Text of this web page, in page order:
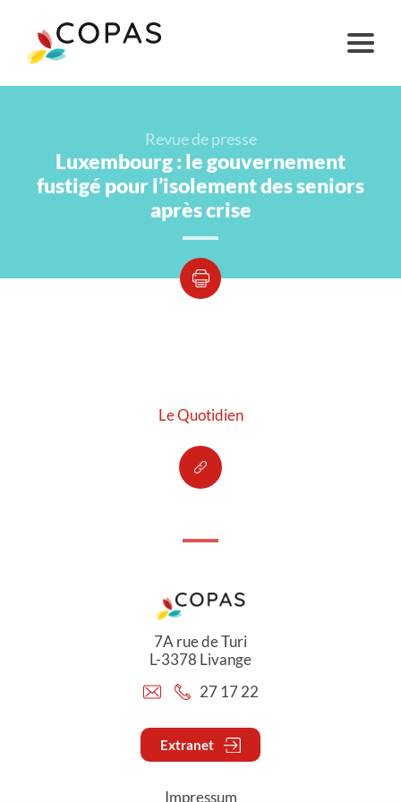
Revue de presse
Luxembourg : le gouvernement
fustigé pour l’isolement des seniors
après crise
Le Quotidien
7A rue de Turi
L-3378 Livange
27 17 22
Extranet
Impressum